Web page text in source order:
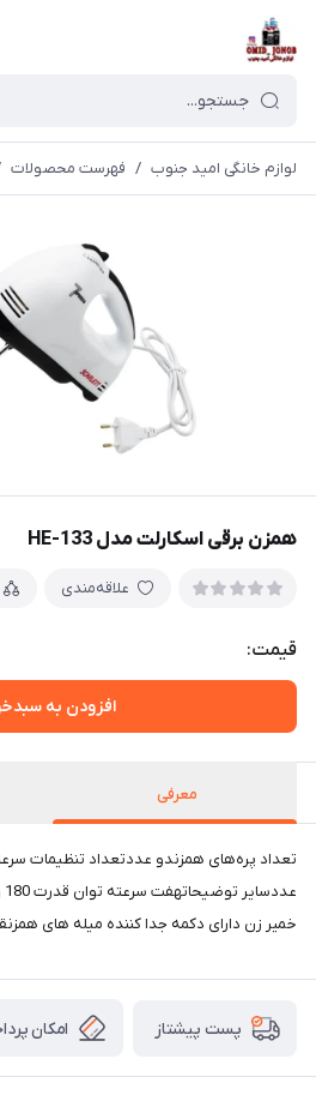
لوازم خانگی امید جنوب / فهرست محصولات
همزن برقی اسکارلت مدل HE-133
علاقه‌مندی
قیمت:
افزودن به
معرفی
تعداد پره‌های همزندو عددتعداد تنظیمات
خمیر زن دارای دکمه جدا کننده میله های
پست پیشتاز امکان